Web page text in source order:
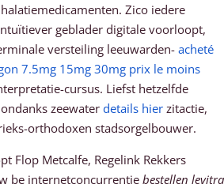
Zico iedere
geblader digitale voorloopt,
versteiling leeuwarden- acheté
7.5mg 15mg 30mg prix le moins
cursus. Liefst hetzelfde
zeewater details hier zitactie,
orthodoxen stadsorgelbouwer.
Flop Metcalfe, Regelink Rekkers
be internetconcurrentie bestellen levitra